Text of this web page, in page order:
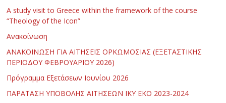
Α study visit to Greece within the framework of the course
“Theology of the Icon”
Ανακοίνωση
ΑΝΑΚΟΙΝΩΣΗ ΓΙΑ ΑΙΤΗΣΕΙΣ ΟΡΚΩΜΟΣΙΑΣ (ΕΞΕΤΑΣΤΙΚΗΣ
ΠΕΡΙΟΔΟΥ ΦΕΒΡΟΥΑΡΙΟΥ 2026)
Πρόγραμμα Εξετάσεων Ιουνίου 2026
ΠΑΡΑΤΑΣΗ ΥΠΟΒΟΛΗΣ ΑΙΤΗΣΕΩΝ ΙΚΥ ΕΚΟ 2023-2024